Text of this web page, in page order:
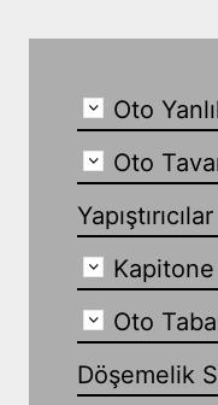
Oto
Oto
Yapıştırıcılar
Oto
Döşemelik